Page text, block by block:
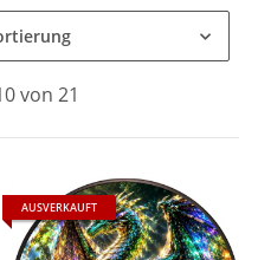
von 21
AUSVERKAUFT